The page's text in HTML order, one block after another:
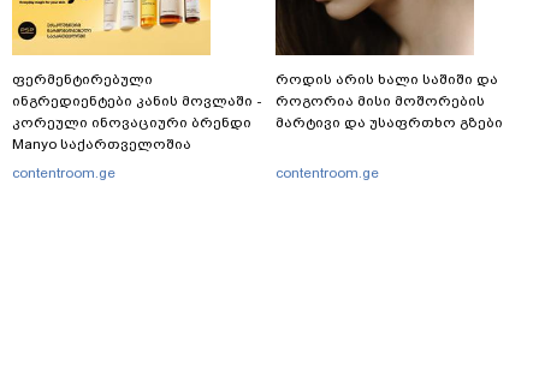
ფერმენტირებული
ინგრედიენტები კანის მოვლაში -
კორეული ინოვაციური ბრენდი
Manyo საქართველოშია
contentroom.ge
როდის არის ხალი საშიში და
როგორია მისი მოშორების
მარტივი და უსაფრთხო გზები
contentroom.ge